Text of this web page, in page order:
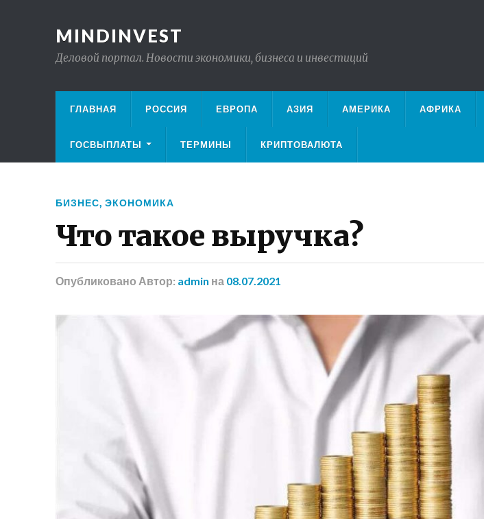
MINDINVEST
Деловой портал. Новости экономики, бизнеса и инвестиций
ГЛАВНАЯ РОССИЯ ЕВРОПА АЗИЯ АМЕРИКА АФРИКА
ГОСВЫПЛАТЫ ТЕРМИНЫ КРИПТОВАЛЮТА
БИЗНЕС, ЭКОНОМИКА
Что такое выручка?
Опубликовано Автор: admin на 08.07.2021